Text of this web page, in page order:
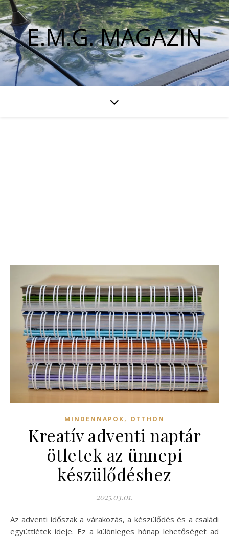
E.M.G. MAGAZIN
MINDENNAPOK, OTTHON
Kreatív adventi naptár
ötletek az ünnepi
készülődéshez
2025.03.01.
Az adventi időszak a várakozás, a készülődés és a családi
együttlétek ideje. Ez a különleges hónap lehetőséget ad